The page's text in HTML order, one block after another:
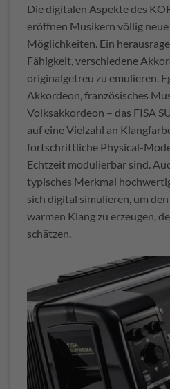
Die digitalen Aspekte des
eröffnen Musikern völlig
Möglichkeiten. Ein
Fähigkeit, verschiedene
originalgetreu zu emulieren.
Akkordeon, französisches
Volksakkordeon – das FISA
auf eine Vielzahl an
fortschrittliche Physical-
Echtzeit modulierbar sind.
typisches Merkmal
sich digital simulieren, um
warmen Klang zu erzeugen,
schätzen.